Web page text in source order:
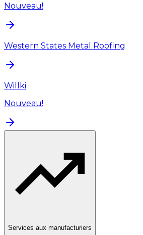
Nouveau!
Western States Metal Roofing
Willki
Nouveau!
Services aux manufacturiers